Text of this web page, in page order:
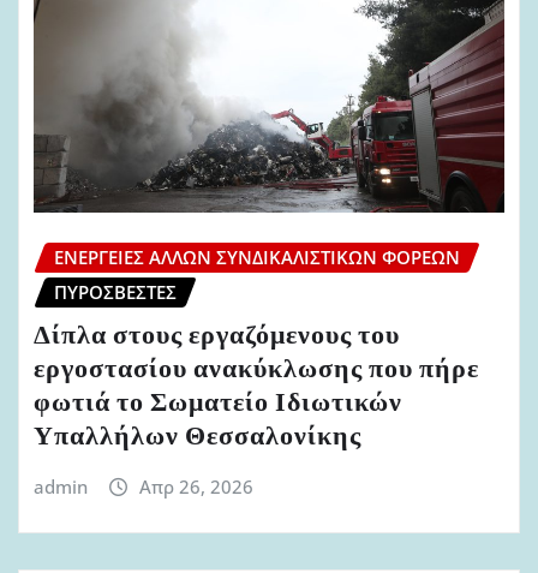
ΕΝΈΡΓΕΙΕΣ ΆΛΛΩΝ ΣΥΝΔΙΚΑΛΙΣΤΙΚΏΝ ΦΟΡΈΩΝ
ΠΥΡΟΣΒΈΣΤΕΣ
Δίπλα στους εργαζόμενους του
εργοστασίου ανακύκλωσης που πήρε
φωτιά το Σωματείο Ιδιωτικών
Υπαλλήλων Θεσσαλονίκης
admin Απρ 26, 2026